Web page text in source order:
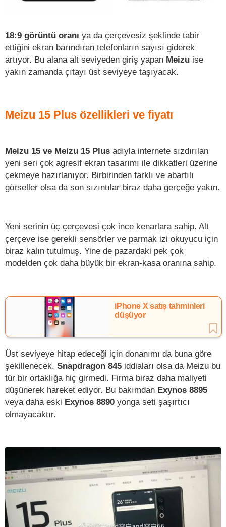
18:9 görüntü oranı ya da çerçevesiz şeklinde tabir
ettiğini ekran barındıran telefonların sayısı giderek
artıyor. Bu alana alt seviyeden giriş yapan Meizu ise
yakın zamanda çıtayı üst seviyeye taşıyacak.
Meizu 15 Plus özellikleri ve fiyatı
Meizu 15 ve Meizu 15 Plus adıyla internete sızdırılan
yeni seri çok agresif ekran tasarımı ile dikkatleri üzerine
çekmeye hazırlanıyor. Birbirinden farklı ve abartılı
görseller olsa da son sızıntılar biraz daha gerçeğe yakın.
Yeni serinin üç çerçevesi çok ince kenarlara sahip. Alt
çerçeve ise gerekli sensörler ve parmak izi okuyucu için
biraz kalın tutulmuş. Yine de pazardaki pek çok
modelden çok daha büyük bir ekran-kasa oranına sahip.
iPhone X satış tahminleri
düşüyor
Üst seviyeye hitap edeceği için donanımı da buna göre
şekillenecek. Snapdragon 845 iddiaları olsa da Meizu bu
tür bir ortaklığa hiç girmedi. Firma biraz daha maliyeti
düşünerek hareket ediyor. Bu bakımdan Exynos 8895
veya daha eski Exynos 8890 yonga seti şaşırtıcı
olmayacaktır.